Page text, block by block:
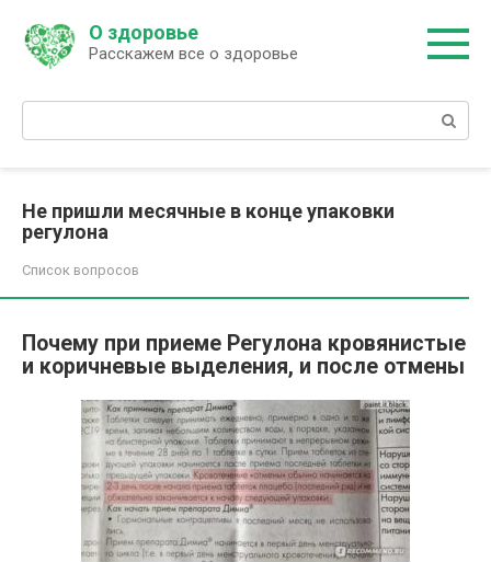
контенту
О здоровье
Расскажем все о здоровье
Поиск:
Не пришли месячные в конце упаковки
регулона
Список вопросов
Почему при приеме Регулона кровянистые
и коричневые выделения, и после отмены